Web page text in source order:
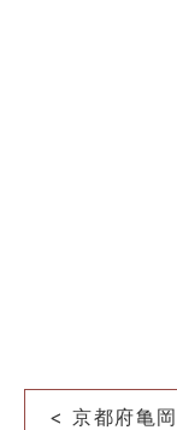
< 京都府亀